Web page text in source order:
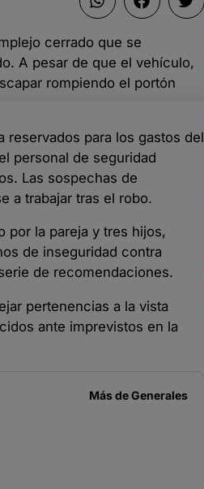
cerrado que se
A pesar de que el vehículo,
rompiendo el portón
para los gastos del
personal de seguridad
Las sospechas de
a trabajar tras el robo.
por la pareja y tres hijos,
de inseguridad contra
de recomendaciones.
pertenencias a la vista
ante imprevistos en la
Más deGenerales